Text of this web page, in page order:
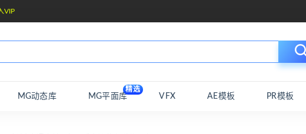
VIP
MG动态库 MG平面库
精选
VFX AE模板 PR模板